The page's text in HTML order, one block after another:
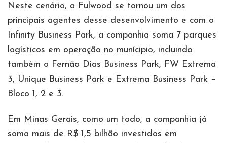
Neste cenário, a Fulwood se tornou um dos
principais agentes desse desenvolvimento e com o
Infinity Business Park, a companhia soma 7 parques
logísticos em operação no munícipio, incluindo
também o Fernão Dias Business Park, FW Extrema
3, Unique Business Park e Extrema Business Park –
Bloco 1, 2 e 3.
Em Minas Gerais, como um todo, a companhia já
soma mais de R$ 1,5 bilhão investidos em